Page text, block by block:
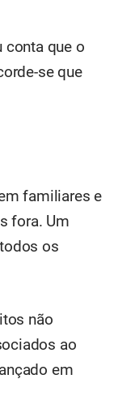
conta que o
se que
familiares e
fora. Um
os
não
ao
em